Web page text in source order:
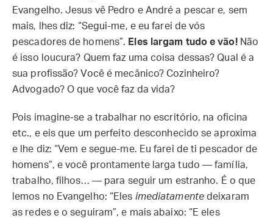
Evangelho. Jesus vê Pedro e André a pescar e, sem
mais, lhes diz: “Segui-me, e eu farei de vós
pescadores de homens”. Eles largam tudo e vão! Não
é isso loucura? Quem faz uma coisa dessas? Qual é a
sua profissão? Você é mecânico? Cozinheiro?
Advogado? O que você faz da vida?
Pois imagine-se a trabalhar no escritório, na oficina
etc., e eis que um perfeito desconhecido se aproxima
e lhe diz: “Vem e segue-me. Eu farei de ti pescador de
homens”, e você prontamente larga tudo — família,
trabalho, filhos… — para seguir um estranho. É o que
lemos no Evangelho: “Eles imediatamentedeixaram
as redes e o seguiram”, e mais abaixo: “E eles